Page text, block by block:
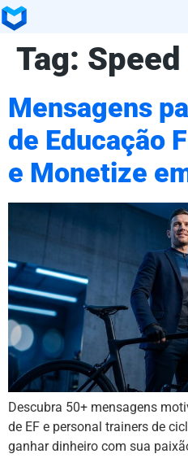
Tag:
Mensagens
de Educação
e Monetize
Descubra 50+ mensagens
de EF e personal trainers de
ganhar dinheiro com sua